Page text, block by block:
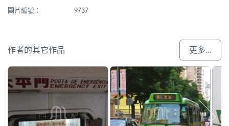
圖片編號：
9737
作者的其它作品 更多...